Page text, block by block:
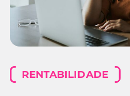
RENTABILIDADE